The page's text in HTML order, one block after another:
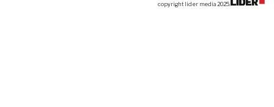
copyright lider media 2025.